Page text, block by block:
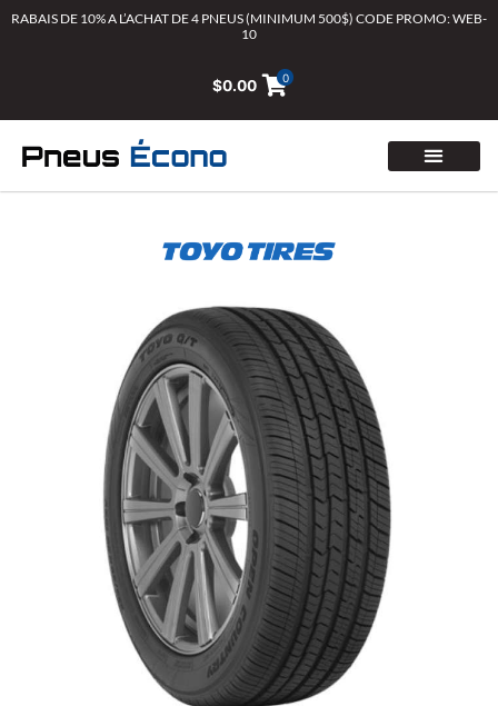
AllerRABAIS DE 10% A L’ACHAT DE 4 PNEUS (MINIMUM 500$) CODE PROMO: WEB-
10
$0.00 0